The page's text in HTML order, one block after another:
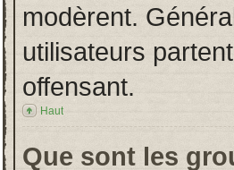
modèrent.
utilisateurs
offensant.
Haut
Que sont les